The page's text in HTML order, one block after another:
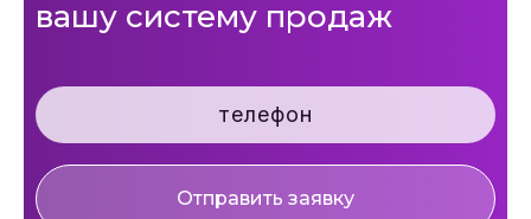
вашу систему продаж
Отправить заявку